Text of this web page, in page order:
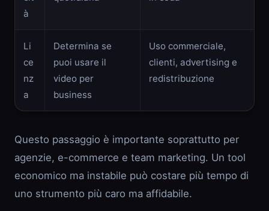
à
Li
ce
nz
a
Determina se
puoi usare il
video per
business
Uso commerciale,
clienti, advertising e
redistribuzione
Questo passaggio è importante soprattutto per
agenzie, e-commerce e team marketing. Un tool
economico ma instabile può costare più tempo di
uno strumento più caro ma affidabile.